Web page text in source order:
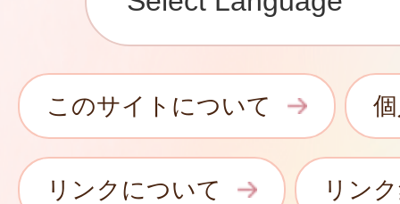
このサイトについて
リンクについて リン